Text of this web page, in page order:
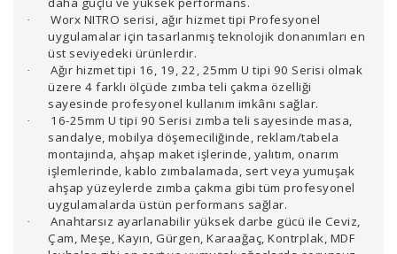
·
Worx NITRO serisi, ağır hizmet tipi Profesyonel
uygulamalar için tasarlanmış teknolojik donanımları en
üst seviyedeki ürünlerdir.
·
Ağır hizmet tipi 16, 19, 22, 25mm U tipi 90 Serisi olmak
üzere 4 farklı ölçüde zımba teli çakma özelliği
sayesinde profesyonel kullanım imkânı sağlar.
·
16-25mm U tipi 90 Serisi zımba teli sayesinde masa,
sandalye, mobilya döşemeciliğinde, reklam/tabela
montajında, ahşap maket işlerinde, yalıtım, onarım
işlemlerinde, kablo zımbalamada, sert veya yumuşak
ahşap yüzeylerde zımba çakma gibi tüm profesyonel
uygulamalarda üstün performans sağlar.
·
Anahtarsız ayarlanabilir yüksek darbe gücü ile Ceviz,
Çam, Meşe, Kayın, Gürgen, Karaağaç, Kontrplak, MDF